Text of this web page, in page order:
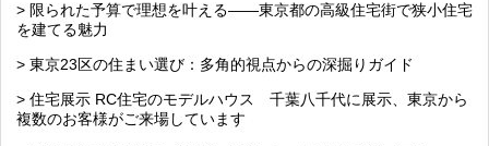
> 限られた予算で理想を叶える――東京都の高級住宅街で狭小住宅
を建てる魅力
> 東京23区の住まい選び：多角的視点からの深掘りガイド
> 住宅展示 RC住宅のモデルハウス 千葉八千代に展示、東京から
複数のお客様がご来場しています